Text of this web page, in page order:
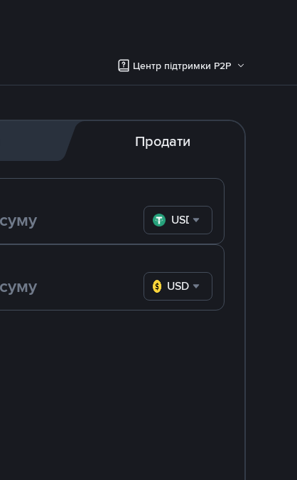
Центр підтримки P2P
Продати
USD
USDT